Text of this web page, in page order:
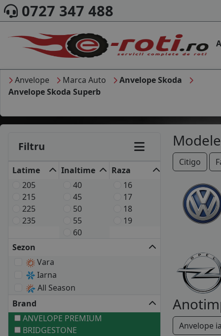
0727 347 488
Anvelope Marca Auto
Anvelope Skoda
Anvelope Skoda Superb
Filtru
Latime
205
215
225
235
Inaltime
40
45
50
55
60
Raza
16
17
18
19
Sezon
Vara
Iarna
All Season
Brand
ANVELOPE PREMIUM
BRIDGESTONE
Citigo
Anvelope